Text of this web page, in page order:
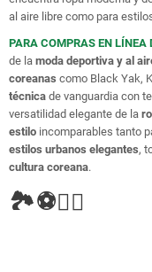
al aire libre como para
PARA COMPRAS EN LÍNEA
de la moda deportiva y al
coreanas como Black Yak,
técnica de vanguardia con
versatilidad elegante de la
estilo incomparables tanto
estilos urbanos elegantes,
cultura coreana.
🏞️⚽🚴‍♂️